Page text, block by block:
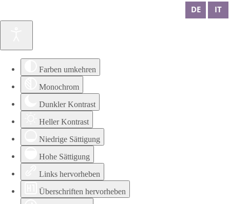
Farben umkehren
Monochrom
Dunkler Kontrast
Heller Kontrast
Niedrige Sättigung
Hohe Sättigung
Links hervorheben
Überschriften hervorheben
DE IT